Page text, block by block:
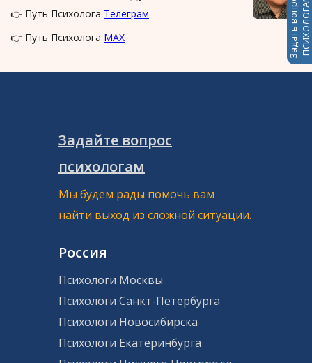
👉 Путь Психолога Телеграм
👉 Путь Психолога MAX Задать вопросПСИХОЛОГАМ
Задайте вопрос
психологам
Мы будем рады помочь вам
найти выход из сложной ситуации.
Россия
Психологи Москвы
Психологи Санкт-Петербурга
Психологи Новосибирска
Психологи Екатеринбурга